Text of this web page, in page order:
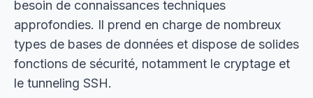
besoin de connaissances techniques
approfondies. Il prend en charge de nombreux
types de bases de données et dispose de solides
fonctions de sécurité, notamment le cryptage et
le tunneling SSH.